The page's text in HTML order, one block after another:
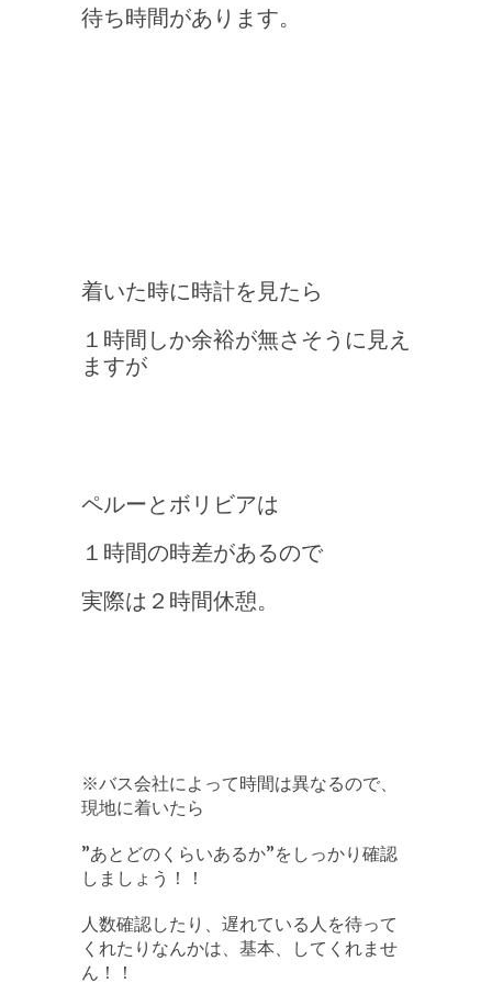
待ち時間があります。
着いた時に時計を見たら
１時間しか余裕が無さそうに見え
ますが
ペルーとボリビアは
１時間の時差があるので
実際は２時間休憩。
※バス会社によって時間は異なるので、
現地に着いたら
”あとどのくらいあるか”をしっかり確認
しましょう！！
人数確認したり、遅れている人を待って
くれたりなんかは、基本、してくれませ
ん！！